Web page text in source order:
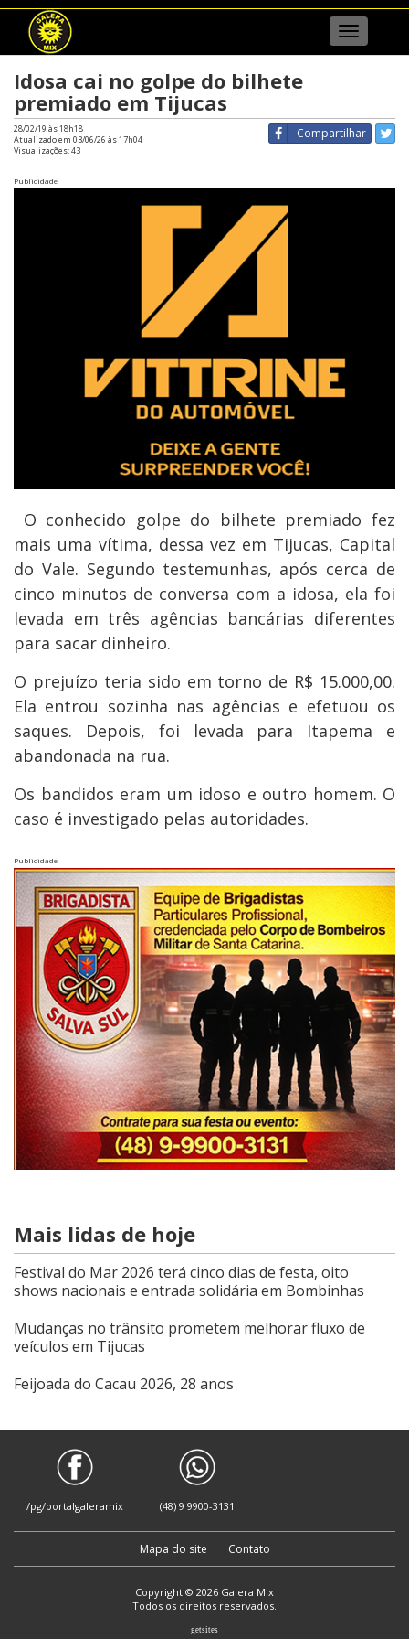
Menu
Idosa cai no golpe do bilhete
premiado em Tijucas
Compartilhar
28/02/19 às 18h18
Atualizado em 03/06/26 às 17h04
Visualizações:43
Publicidade
O conhecido golpe do bilhete premiado fez
mais uma vítima, dessa vez em Tijucas, Capital
do Vale. Segundo testemunhas, após cerca de
cinco minutos de conversa com a idosa, ela foi
levada em três agências bancárias diferentes
para sacar dinheiro.
O prejuízo teria sido em torno de R$ 15.000,00.
Ela entrou sozinha nas agências e efetuou os
saques. Depois, foi levada para Itapema e
abandonada na rua.
Os bandidos eram um idoso e outro homem. O
caso é investigado pelas autoridades.
Publicidade
Mais lidas de hoje
Festival do Mar 2026 terá cinco dias de festa, oito
shows nacionais e entrada solidária em Bombinhas
Mudanças no trânsito prometem melhorar fluxo de
veículos em Tijucas
Feijoada do Cacau 2026, 28 anos
/pg/portalgaleramix (48) 9 9900-3131
Mapa do site Contato
Copyright © 2026 Galera Mix
Todos os direitos reservados.
getsites